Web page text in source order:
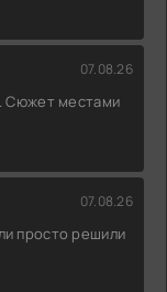
07.08.26
Сюжет местами
07.08.26
просто решили